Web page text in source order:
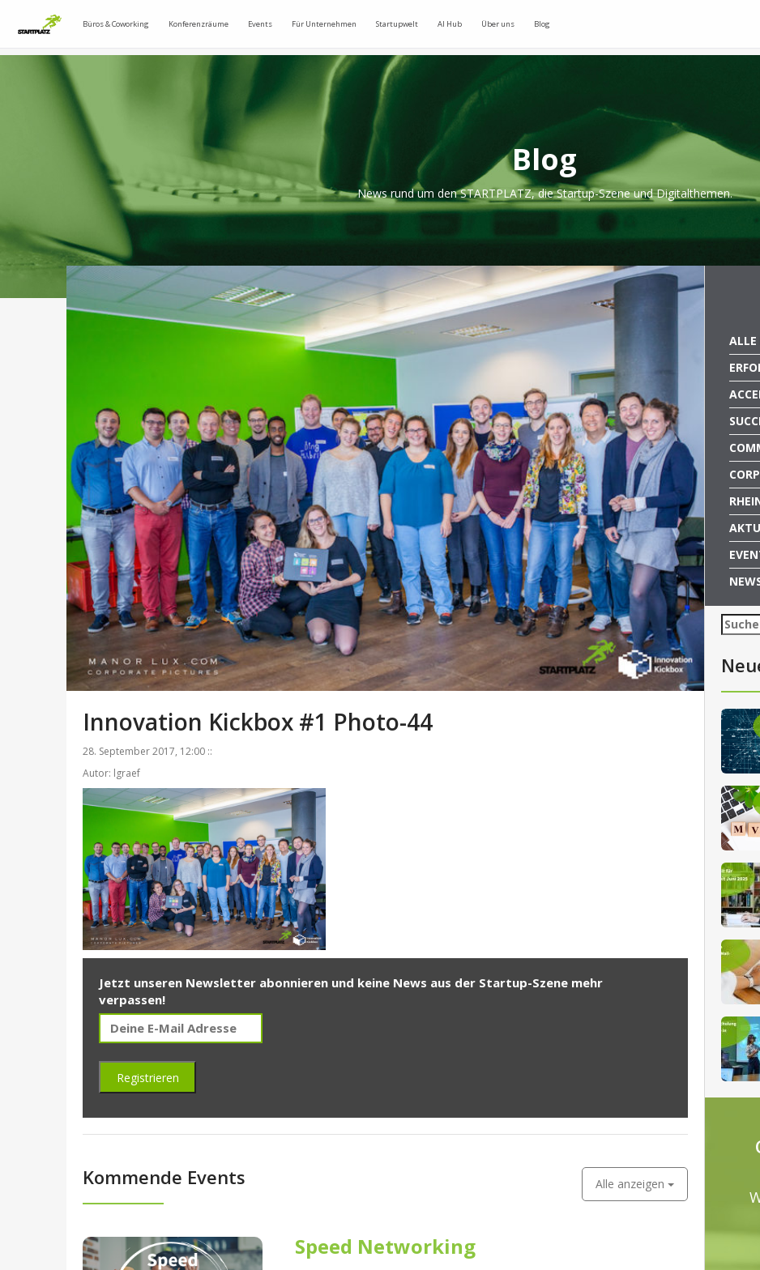
Büros & Coworking Konferenzräume Events Für Unternehmen Startupwelt AI Hub Über uns Blog
Blog
News rund um den STARTPLATZ, die Startup-Szene und Digitalthemen.
Innovation Kickbox #1 Photo-44
28. September 2017, 12:00 ::
Autor: lgraef
Jetzt unseren Newsletter abonnieren und keine News aus der Startup-Szene mehr
verpassen!
Kommende Events Alle anzeigen
Speed Networking
ALLE
nach: